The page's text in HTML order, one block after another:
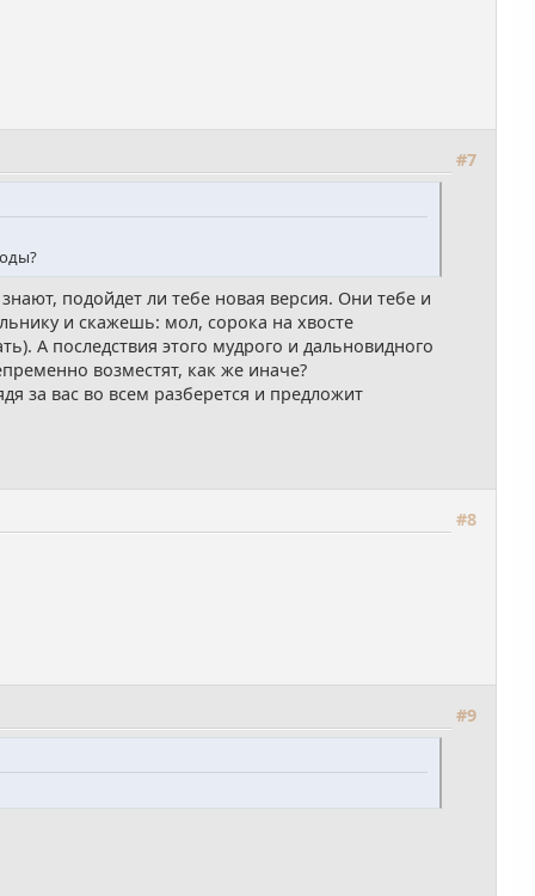
#7
подойдет ли тебе новая версия. Они тебе и
и скажешь: мол, сорока на хвосте
А последствия этого мудрого и дальновидного
возместят, как же иначе?
за вас во всем разберется и предложит
#8
#9